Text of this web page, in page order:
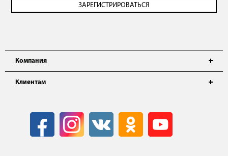
Компания
Клиентам